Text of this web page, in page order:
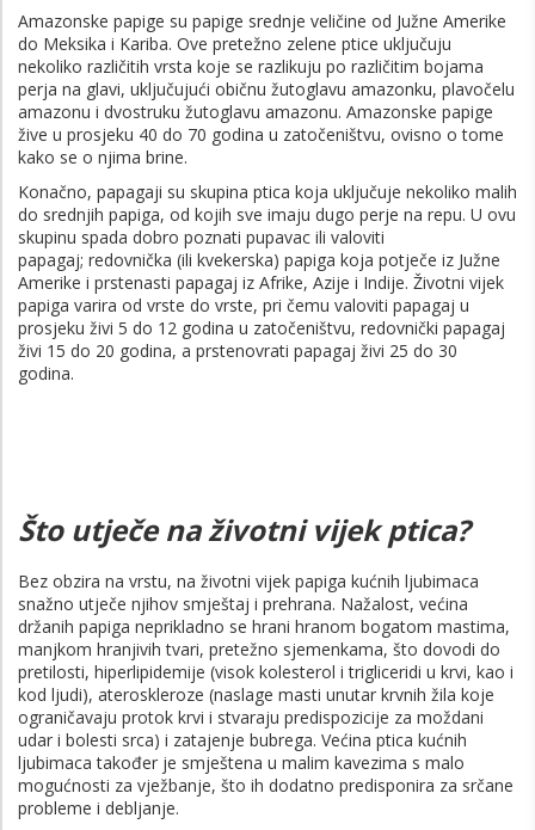
Amazonske papige su papige srednje veličine od Južne Amerike
do Meksika i Kariba. Ove pretežno zelene ptice uključuju
nekoliko različitih vrsta koje se razlikuju po različitim bojama
perja na glavi, uključujući običnu žutoglavu amazonku, plavočelu
amazonu i dvostruku žutoglavu amazonu. Amazonske papige
žive u prosjeku 40 do 70 godina u zatočeništvu, ovisno o tome
kako se o njima brine.
Konačno, papagaji su skupina ptica koja uključuje nekoliko malih
do srednjih papiga, od kojih sve imaju dugo perje na repu. U ovu
skupinu spada dobro poznati pupavac ili valoviti
papagaj; redovnička (ili kvekerska) papiga koja potječe iz Južne
Amerike i prstenasti papagaj iz Afrike, Azije i Indije. Životni vijek
papiga varira od vrste do vrste, pri čemu valoviti papagaj u
prosjeku živi 5 do 12 godina u zatočeništvu, redovnički papagaj
živi 15 do 20 godina, a prstenovrati papagaj živi 25 do 30
godina.
Što utječe na životni vijek ptica?
Bez obzira na vrstu, na životni vijek papiga kućnih ljubimaca
snažno utječe njihov smještaj i prehrana. Nažalost, većina
držanih papiga neprikladno se hrani hranom bogatom mastima,
manjkom hranjivih tvari, pretežno sjemenkama, što dovodi do
pretilosti, hiperlipidemije (visok kolesterol i trigliceridi u krvi, kao i
kod ljudi), ateroskleroze (naslage masti unutar krvnih žila koje
ograničavaju protok krvi i stvaraju predispozicije za moždani
udar i bolesti srca) i zatajenje bubrega. Većina ptica kućnih
ljubimaca također je smještena u malim kavezima s malo
mogućnosti za vježbanje, što ih dodatno predisponira za srčane
probleme i debljanje.